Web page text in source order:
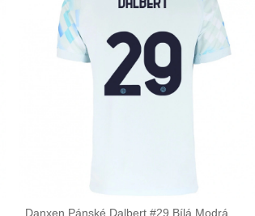
Danxen Pánské Dalbert #29 Bílá Modrá